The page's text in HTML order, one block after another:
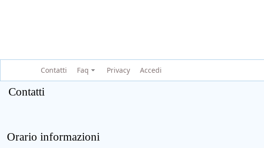
Contatti Faq Privacy Accedi
Contatti
Orario informazioni